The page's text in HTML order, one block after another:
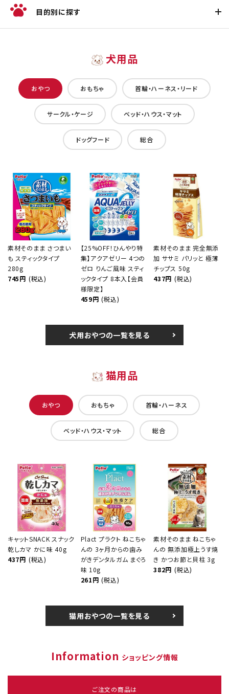
目的別に探す
犬用品
おやつ おもちゃ 首輪・ハーネス・リード
サークル・ケージ ベッド・ハウス・マット
ドッグフード 総合
素材そのまま さつまい
も スティックタイプ
280g
745円 (税込)
【25%OFF！ひんやり特
集】アクアゼリー 4つの
ゼロ りんご風味 スティ
ックタイプ 8本入【会員
様限定】
459円 (税込)
素材そのまま 完全無添
加 ササミ パリッと 極薄
チップス 50g
437円 (税込)
犬用おやつの一覧を見る
猫用品
おやつ おもちゃ 首輪・ハーネス
ベッド・ハウス・マット 総合
キャットSNACK スナック
乾しカマ かに味 40g
437円 (税込)
Plact プラクト ねこちゃ
んの 3ヶ月からの歯み
がきデンタルガム まぐろ
味 10g
261円 (税込)
素材そのまま ねこちゃ
んの 無添加極上うす焼
き かつお節と貝柱 3g
382円 (税込)
猫用おやつの一覧を見る
Information ショッピング情報
ご注文の商品は